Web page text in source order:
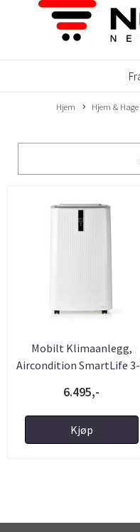
Hjem Hjem & Hage
Mobilt Klimaanlegg,
Aircondition SmartLife
6.495,-
Kjøp